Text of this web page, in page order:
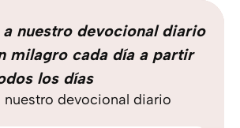
a nuestro devocional diario
milagro cada día a partir
los días
nuestro devocional diario